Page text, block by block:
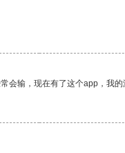
输，现在有了这个app，我的